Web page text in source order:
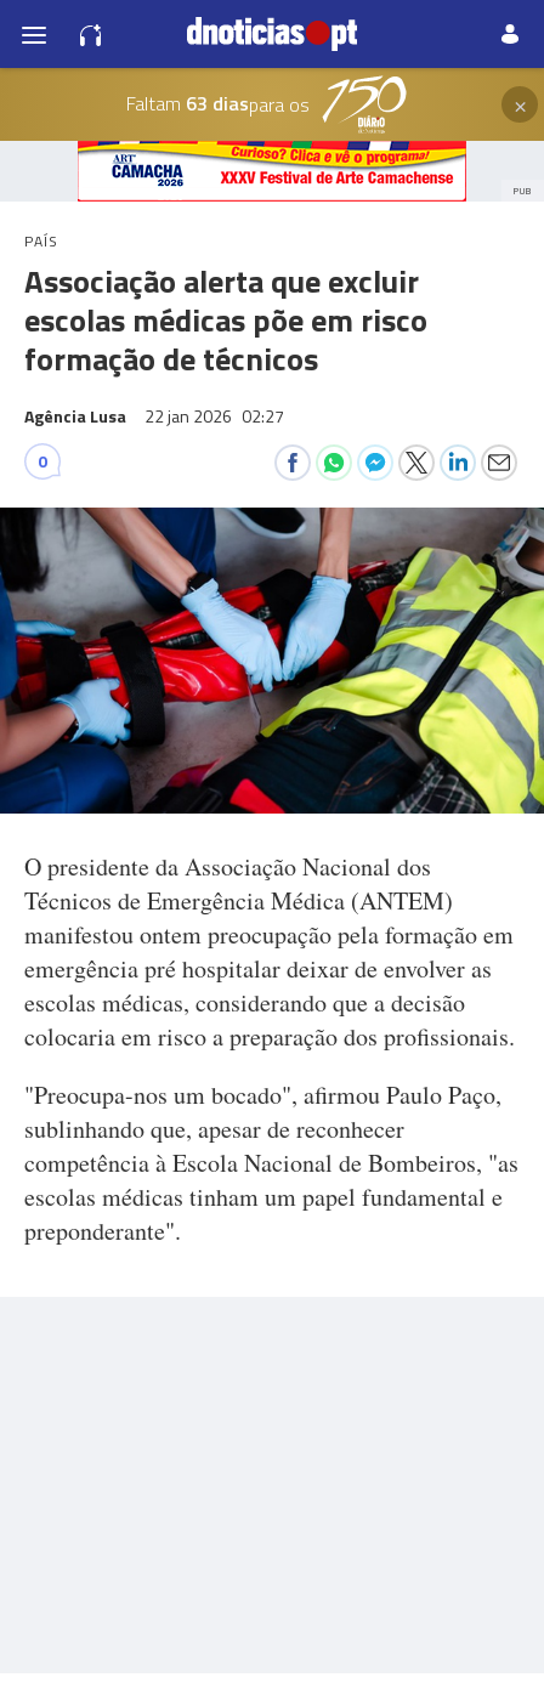
Faltam 63 diaspara os ×
PUB
PAÍS
Associação alerta que excluir
escolas médicas põe em risco
formação de técnicos
Agência Lusa 22 jan 2026 02:27
0
O presidente da Associação Nacional dos
Técnicos de Emergência Médica (ANTEM)
manifestou ontem preocupação pela formação em
emergência pré hospitalar deixar de envolver as
escolas médicas, considerando que a decisão
colocaria em risco a preparação dos profissionais.
"Preocupa-nos um bocado", afirmou Paulo Paço,
sublinhando que, apesar de reconhecer
competência à Escola Nacional de Bombeiros, "as
escolas médicas tinham um papel fundamental e
preponderante".